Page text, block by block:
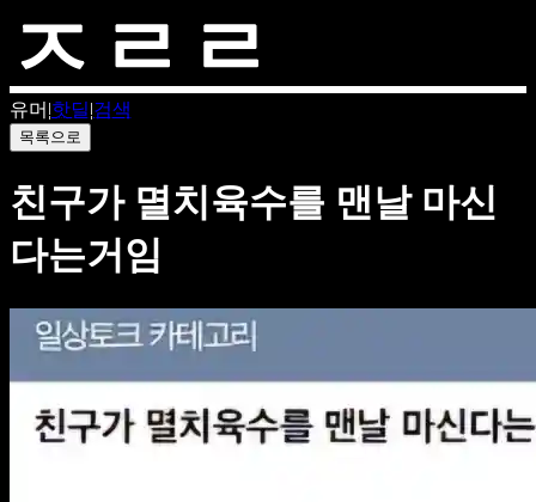
유머 |핫딜|검색
목록으로
친구가 멸치육수를 맨날 마신
다는거임